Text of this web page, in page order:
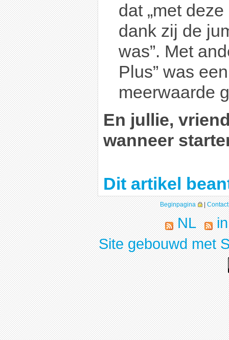
dat „met
dank zij de
was”. Met
Plus” was
meerwaarde
En jullie,
wanneer
Dit artikel
Beginpagina |Contact
NL
in
Site gebouwd met